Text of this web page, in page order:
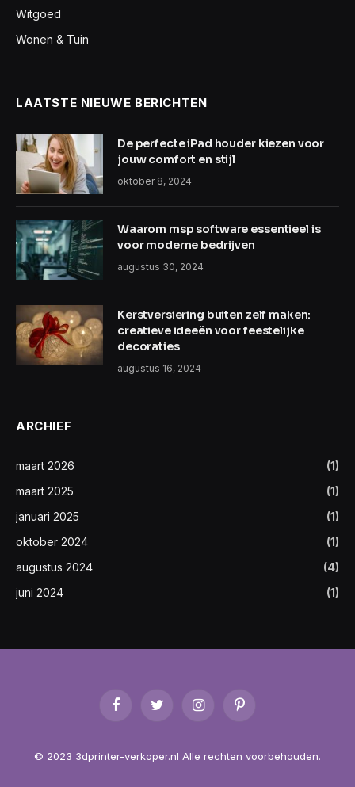
Witgoed
Wonen & Tuin
LAATSTE NIEUWE BERICHTEN
De perfecte iPad houder kiezen voor
jouw comfort en stijl
oktober 8, 2024
Waarom msp software essentieel is
voor moderne bedrijven
augustus 30, 2024
Kerstversiering buiten zelf maken:
creatieve ideeën voor feestelijke
decoraties
augustus 16, 2024
ARCHIEF
maart 2026
(1)
maart 2025
(1)
januari 2025
(1)
oktober 2024
(1)
augustus 2024
(4)
juni 2024
(1)
FacebookTwitter InstagramPinterest
© 2023 3dprinter-verkoper.nl Alle rechten voorbehouden.